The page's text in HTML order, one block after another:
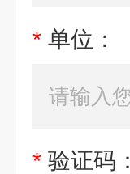
* 单位：
* 验证码：